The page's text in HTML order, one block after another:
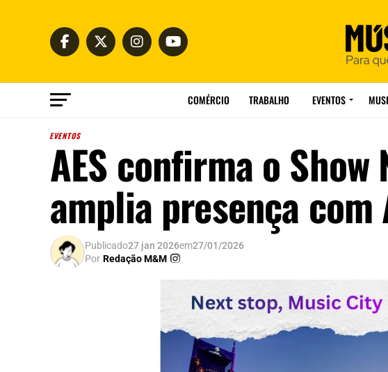
COMÉRCIO TRABALHO EVENTOS
EVENTOS
AES confirma o
amplia presença com
Publicado27 jan 2026em27/01/2026
Por Redação M&M